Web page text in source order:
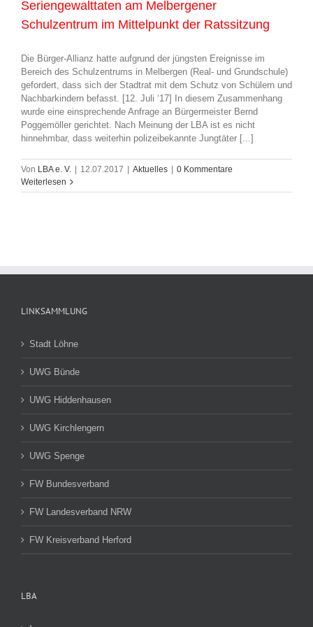
Seriengewalttaten am Melbergener
Schulzentrum im Mittelpunkt der Ratssitzung
Die Bürger-Allianz hatte aufgrund der jüngsten Ereignisse im
Bereich des Schulzentrums in Melbergen (Real- und Grundschule)
gefordert, dass sich der Stadtrat mit dem Schutz von Schülern und
Nachbarkindern befasst. [12. Juli ‘17] In diesem Zusammenhang
wurde eine einsprechende Anfrage an Bürgermeister Bernd
Poggemöller gerichtet. Nach Meinung der LBA ist es nicht
hinnehmbar, dass weiterhin polizeibekannte Jungtäter [...]
Von LBA e. V. 12.07.2017 Aktuelles
0 Kommentare
Weiterlesen
LINKSAMMLUNG
Stadt Löhne
UWG Bünde
UWG Hiddenhausen
UWG Kirchlengern
UWG Spenge
FW Bundesverband
FW Landesverband NRW
FW Kreisverband Herford
LBA